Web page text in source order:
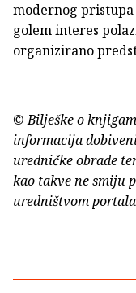
modernog
golem interes
organizirano
© Bilješke o
informacija
uredničke obrade
kao takve ne smiju
uredništvom